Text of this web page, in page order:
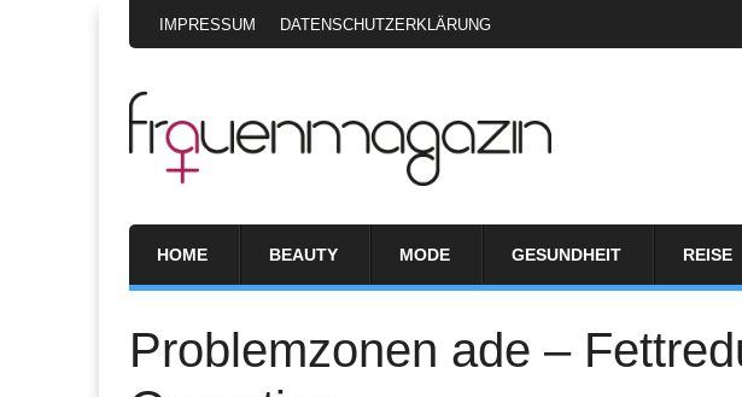
IMPRESSUM DATENSCHUTZERKLÄRUNG
HOME BEAUTY MODE GESUNDHEIT REISE
Problemzonen ade –